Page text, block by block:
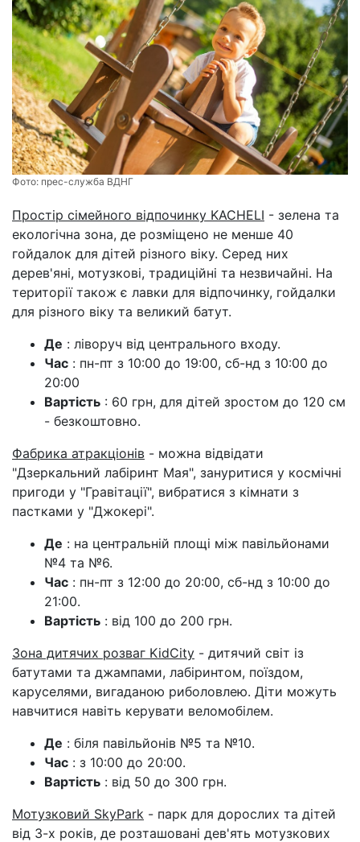
Фото: прес-служба ВДНГ
Простір сімейного відпочинку KACHELI - зелена та
екологічна зона, де розміщено не менше 40
гойдалок для дітей різного віку. Серед них
дерев'яні, мотузкові, традиційні та незвичайні. На
території також є лавки для відпочинку, гойдалки
для різного віку та великий батут.
Де : ліворуч від центрального входу.
Час : пн-пт з 10:00 до 19:00, сб-нд з 10:00 до
20:00
Вартість : 60 грн, для дітей зростом до 120 см
- безкоштовно.
Фабрика атракціонів - можна відвідати
"Дзеркальний лабіринт Мая", зануритися у космічні
пригоди у "Гравітації", вибратися з кімнати з
пастками у "Джокері".
Де : на центральній площі між павільйонами
№4 та №6.
Час : пн-пт з 12:00 до 20:00, сб-нд з 10:00 до
21:00.
Вартість : від 100 до 200 грн.
Зона дитячих розваг KidCity - дитячий світ із
батутами та джампами, лабіринтом, поїздом,
каруселями, вигаданою риболовлею. Діти можуть
навчитися навіть керувати веломобілем.
Де : біля павільйонів №5 та №10.
Час : з 10:00 до 20:00.
Вартість : від 50 до 300 грн.
Мотузковий SkyPark - парк для дорослих та дітей
від 3-х років, де розташовані дев'ять мотузкових